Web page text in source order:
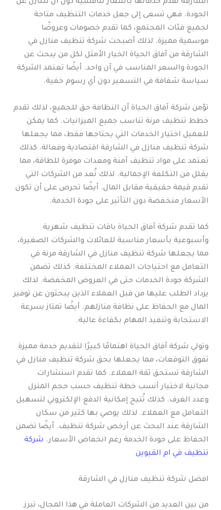
الشارقة تقدم خدماتها بأسعار تنافسية دون أن تتنازل عن
الجودة. فهي تسعى إلى جعل خدمات التنظيف متاحة
لجميع فئات المجتمع، كما تقدم خصومات وعروضًا
موسمية مميزة. لذلك أصبحت شركة تنظيف منازل في
الشارقة من آفاق الحياة الخيار الأمثل لكل من يبحث عن
الجودة والسعر المناسب في آن واحد. أيضًا تعتمد الشركة
سياسة شفافة في التسعير دون أي رسوم خفية.
تؤمن شركة آفاق الحياة أن النظافة حق للجميع، لذلك تقدم
خطط تنظيف مرنة تناسب جميع الميزانيات. كما يمكن
للعميل اختيار الخدمات التي يحتاجها فقط، مما يجعلها
شركة تنظيف منازل في الشارقة اقتصادية وفعالة. كذلك
تعتمد على مواد تنظيف آمنة ومعدات موفرة للطاقة، مما
يقلل من التكلفة الإجمالية. لذلك تُعد من الشركات التي
تقدم قيمة حقيقية مقابل المال. أيضًا تحرص على أن تكون
الأسعار منخفضة دون التأثير على جودة الخدمة.
كما تقدم شركة آفاق الحياة باقات تنظيف شهرية
وأسبوعية بأسعار مناسبة للعائلات والشركات الصغيرة،
مما يجعلها شركة تنظيف منازل في الشارقة مرنة في
التعامل مع احتياجات العملاء المختلفة. كذلك تضمن
الشركة جودة الخدمات حتى في العروض المخفضة. لذلك
يزداد الطلب عليها من قبل العملاء الذين يبحثون عن توفير
المال مع الحفاظ على نظافة منازلهم. أيضًا تمتاز بسرعة
الاستجابة وتنفيذ المهام بكفاءة عالية.
وتولي شركة آفاق الحياة اهتمامًا كبيرًا لتقديم خدمة مميزة
تفوق التوقعات، مما يجعلها بحق شركة تنظيف منازل في
الشارقة تستحق ثقة العملاء. كما تقدم استشارات
مجانية لاختيار أنسب خطة تنظيف حسب حجم المنزل
وعدد الغرف. كذلك تُتيح إمكانية الدفع الإلكتروني لتسهيل
التعامل مع العملاء. لذلك يوصي بها كثير من سكان
الشارقة عند البحث عن أرخص شركة تنظيف. أيضًا تضمن
الحفاظ على جودة الخدمة رغم انخفاض الأسعار. شركة
تنظيف في ام القيوين
افضل شركة تنظيف منازل في الشارقة
من بين العديد من الشركات العاملة في هذا المجال، تبرز